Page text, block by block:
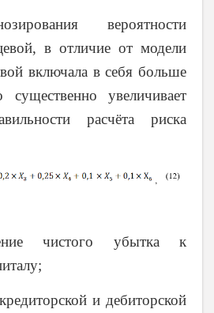
вероятности
в отличие от модели
включала в себя больше
увеличивает
расчёта риска
чистого убытка к
и дебиторской